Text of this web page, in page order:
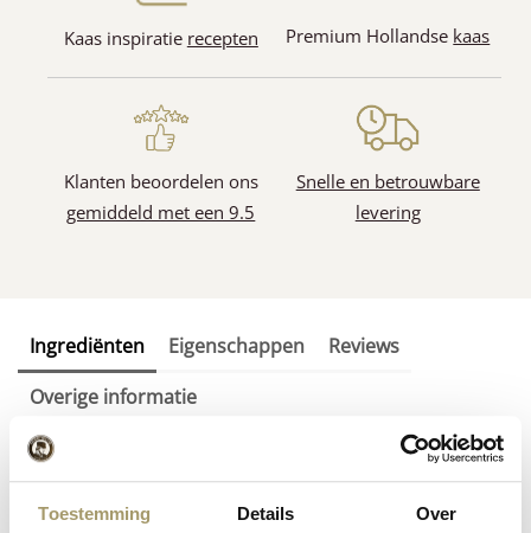
Toestemming Details Over
Kaas inspiratie recepten Premium Hollandse kaas
Klanten beoordelen ons
gemiddeld met een 9.5
Snelle en betrouwbare
levering
Ingrediënten Eigenschappen
Reviews
Overige informatie
Ingrediënten: gepasteuriseerde biologische koeMELK, 3.6%
bio chili, zout, microbieel stremsel, kaasculturen